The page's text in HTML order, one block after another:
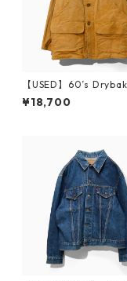
【USED】60’s
ng Jacket
¥18,700